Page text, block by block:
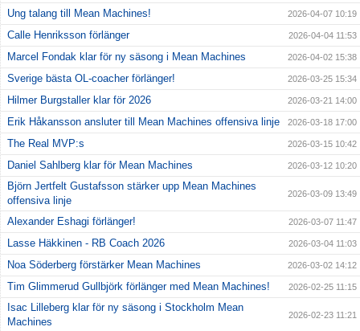
Ung talang till Mean Machines! 2026-04-07 10:19
Calle Henriksson förlänger 2026-04-04 11:53
Marcel Fondak klar för ny säsong i Mean Machines 2026-04-02 15:38
Sverige bästa OL-coacher förlänger! 2026-03-25 15:34
Hilmer Burgstaller klar för 2026 2026-03-21 14:00
Erik Håkansson ansluter till Mean Machines offensiva linje 2026-03-18 17:00
The Real MVP:s 2026-03-15 10:42
Daniel Sahlberg klar för Mean Machines 2026-03-12 10:20
Björn Jertfelt Gustafsson stärker upp Mean Machines
offensiva linje
2026-03-09 13:49
Alexander Eshagi förlänger! 2026-03-07 11:47
Lasse Häkkinen - RB Coach 2026 2026-03-04 11:03
Noa Söderberg förstärker Mean Machines 2026-03-02 14:12
Tim Glimmerud Gullbjörk förlänger med Mean Machines! 2026-02-25 11:15
Isac Lilleberg klar för ny säsong i Stockholm Mean
Machines
2026-02-23 11:21